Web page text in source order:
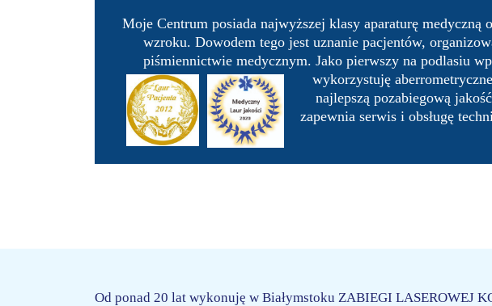
Moje Centrum posiada najwyższej klasy aparaturę
wzroku. Dowodem tego jest uznanie pacjentów,
piśmiennictwie medycznym. Jako pierwszy na podlasiu
wykorzystuję
najlepszą pozabiegową
zapewnia serwis i obsługę
Od ponad 20 lat wykonuję w Białymstoku ZABIEGI LASEROWEJ